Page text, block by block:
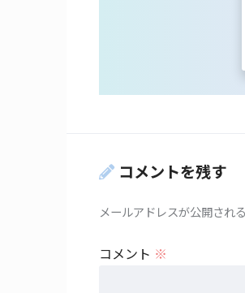
コメントを残す
メールアドレスが公開され
コメント ※